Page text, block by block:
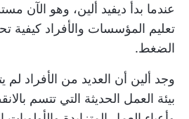
عندما بدأ ديفيد ألين، وهو الآن
تعليم المؤسسات والأفراد كيفية
الضغط.
وجد ألين أن العديد من الأفراد لم
بيئة العمل الحديثة التي تتسم